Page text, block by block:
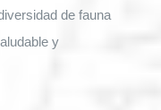
de fauna
y